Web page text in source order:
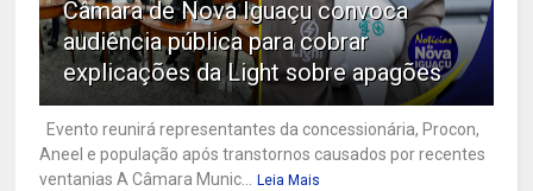
Câmara de Nova Iguaçu convoca
audiência pública para cobrar
explicações da Light sobre apagões
Evento reunirá representantes da concessionária, Procon,
Aneel e população após transtornos causados por recentes
ventanias A Câmara Munic...
Leia Mais